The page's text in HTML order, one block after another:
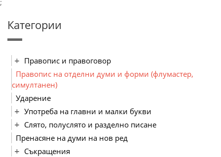
;
Категории
Правопис и правоговор
Правопис на отделни думи и форми (флумастер,
симултанен)
Ударение
Употреба на главни и малки букви
Слято, полуслято и разделно писане
Пренасяне на думи на нов ред
Съкращения